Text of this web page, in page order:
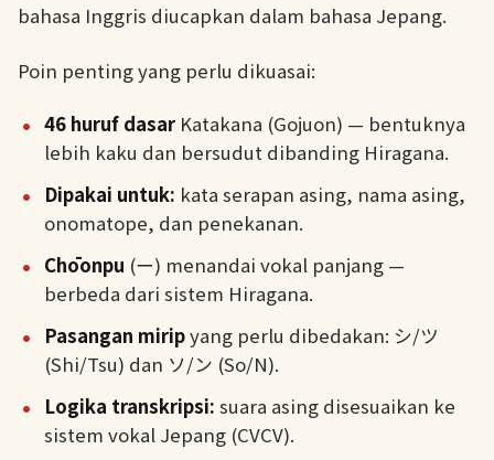
bahasa Inggris diucapkan dalam bahasa Jepang.
Poin penting yang perlu dikuasai:
46 huruf dasar Katakana (Gojuon) — bentuknya
lebih kaku dan bersudut dibanding Hiragana.
Dipakai untuk: kata serapan asing, nama asing,
onomatope, dan penekanan.
Chōonpu (ー) menandai vokal panjang —
berbeda dari sistem Hiragana.
Pasangan miripyang perlu dibedakan: シ/ツ
(Shi/Tsu) dan ソ/ン (So/N).
Logika transkripsi: suara asing disesuaikan ke
sistem vokal Jepang (CVCV).